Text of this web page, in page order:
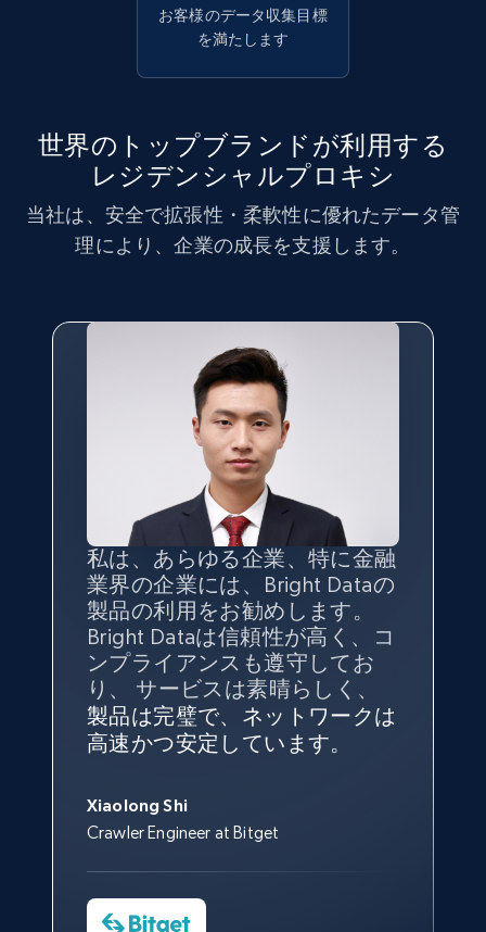
お客様のデータ収集目標
を満たします
世界のトップブランドが利用する
レジデンシャルプロキシ
当社は、安全で拡張性・柔軟性に優れたデータ管
理により、企業の成長を支援します。
私は、あらゆる企業、特に金融
業界の企業には、Bright Dataの
製品の利用をお勧めします。
Bright Dataは信頼性が高く、コ
ンプライアンスも遵守してお
り、 サービスは素晴らしく、
製品は完璧で、ネットワークは
高速かつ安定しています。
Xiaolong Shi
Crawler Engineer at Bitget
インターネットから公開ウェブ
データを収集する機能なしで
は、ブランドがすべての媒体に
向けて紹介されたこと、またそ
の展開先を知りえることはでき
トなしでは急成長を遂げること
はできなかったでしょう。
Data Science Specialist
インターネットから公開ウェブ
データを収集する機能なしで
は、ブランドがすべての媒体に
向けて紹介されたこと、またそ
の展開先を知りえることはでき
ず、また、Bright Dataのサポー
トなしでは急成長を遂げること
はできなかったでしょう。
Sarah Melville
Media Director at YouGov Sport
私の経験から言えば、Bright
Dataのサービスは極めて貴重な
ものでした。Bright Dataのおか
げで、当社のニーズを満たすの
に十分な公開ウェブデータを収
サポートおよび開発スタッフの
おかげで、多くのプロセスを最
Charmagne Cruz
データの 質 と量を最大限に確
保することが最も重要であり、
そこでBright Dataとtgndataの
組み合わせが威力を発揮しま
す。
George Koutsoudopoulos
CEO at tgndata
今すぐ観る
信頼性に非常に感銘を受けてお
り、Bright Dataには全体的に大
変満足しています。アカウント
マネージャーとは定期的な連絡
ルートがあり、非常に協力的で
Yorgos Panzaris
CTO at Convert Group
Bright Dataとの提携には大変満
足しております。全てが順調
で、ネットワークは非常に 安定
しており、 カスタマーサービス
にも満足しています。 サポート
す。
Cheddi Rai
CEO at AdRetreaver